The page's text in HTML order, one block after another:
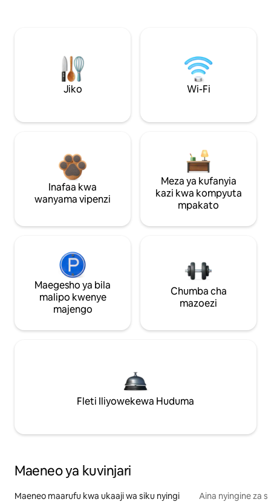
Jiko Wi-Fi
Inafaa kwa
wanyama vipenzi
Meza ya kufanyia
kazi kwa kompyuta
mpakato
Maegesho ya bila
malipo kwenye
majengo
Chumba cha
mazoezi
Fleti Iliyowekewa Huduma
Maeneo ya kuvinjari
Maeneo maarufu kwa ukaaji wa siku nyingi Aina nyingine za